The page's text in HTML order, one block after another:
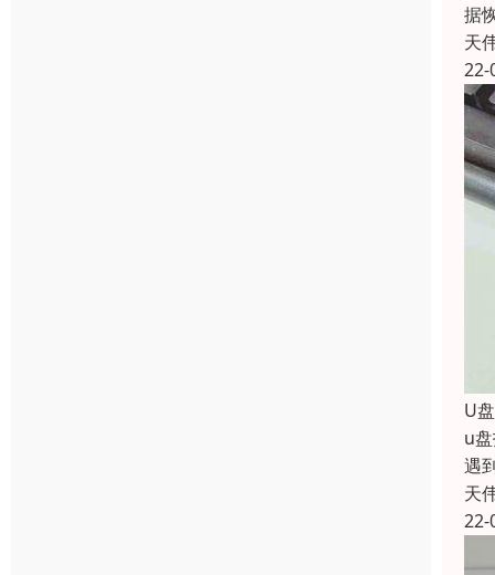
据
天
22-
U
u
遇
天
22-